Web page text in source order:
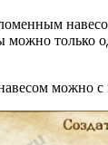
только
можно